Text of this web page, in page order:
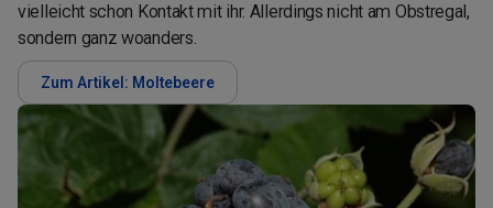
vielleicht schon Kontakt mit ihr. Allerdings nicht am Obstregal,
sondern ganz woanders.
Zum Artikel: Moltebeere